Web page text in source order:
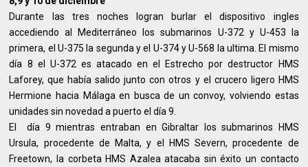
Durante las tres noches logran burlar el dispositivo ingles
accediendo al Mediterráneo los submarinos U-372 y U-453 la
primera, el U-375 la segunda y el U-374 y U-568 la ultima. El mismo
día 8 el U-372 es atacado en el Estrecho por destructor HMS
Laforey, que había salido junto con otros y el crucero ligero HMS
Hermione hacia Málaga en busca de un convoy, volviendo estas
unidades sin novedad a puerto el día 9.
El día 9 mientras entraban en Gibraltar los submarinos HMS
Ursula, procedente de Malta, y el HMS Severn, procedente de
Freetown, la corbeta HMS Azalea atacaba sin éxito un contacto